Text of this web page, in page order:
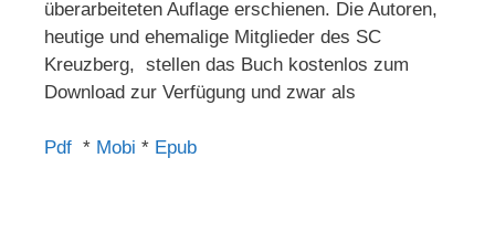
überarbeiteten Auflage erschienen. Die Autoren,
heutige und ehemalige Mitglieder des SC
Kreuzberg, stellen das Buch kostenlos zum
Download zur Verfügung und zwar als
Pdf * Mobi * Epub